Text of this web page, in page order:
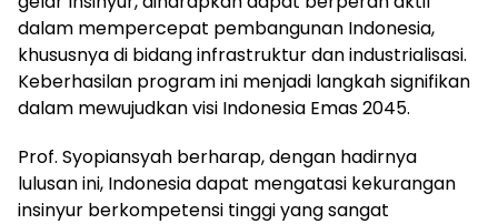
dalam mempercepat pembangunan Indonesia,
khususnya di bidang infrastruktur dan industrialisasi.
Keberhasilan program ini menjadi langkah signifikan
dalam mewujudkan visi Indonesia Emas 2045.
Prof. Syopiansyah berharap, dengan hadirnya
lulusan ini, Indonesia dapat mengatasi kekurangan
insinyur berkompetensi tinggi yang sangat